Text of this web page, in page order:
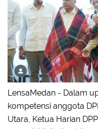
LensaMedan - Dalam
kompetensi anggota
Utara, Ketua Harian